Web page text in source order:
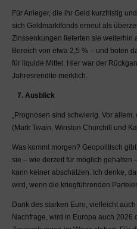
Für Anleger, die ihr Geld kurzfristig
sich Geldmarktfonds erneut als
Zinssenkungen lieferten sie weiterhin
Bereich von etwa 2,5 % – und boten
für liquide Mittel. Hier war der
Jahresrendite merklich.
7. Ausblick
„Prognosen sind schwierig. Vor
(Mark Twain, Winston Churchill und
Was kommt morgen? Geopolitisch
sie – wie derzeit für möglich gehalten
kann keiner abschätzen. Ich denke,
wird, wenn die kriegführenden
Dank des starken Euro, vielleicht
Nachfrage, wird in Europa auch 2026